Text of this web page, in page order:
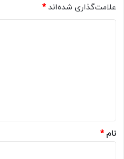
علامت‌گذاری شده‌اند*
نام*